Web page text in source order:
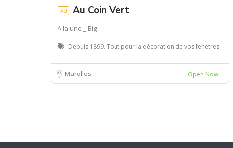
Ad Au Coin Vert
A la une _ Big
Depuis 1899. Tout pour la décoration de vos fenêtres
Marolles Open Now